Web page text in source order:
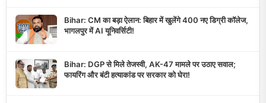
Bihar: CM का बड़ा ऐलान: बिहार में खुलेंगे 400 नए डिग्री कॉलेज,
भागलपुर में AI यूनिवर्सिटी!
Bihar: DGP से मिले तेजस्वी, AK-47 मामले पर उठाए सवाल;
फायरिंग और बंटी हत्याकांड पर सरकार को घेरा!